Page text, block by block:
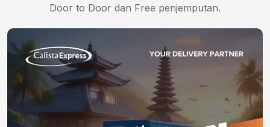
Door to Door dan Free penjemputan.